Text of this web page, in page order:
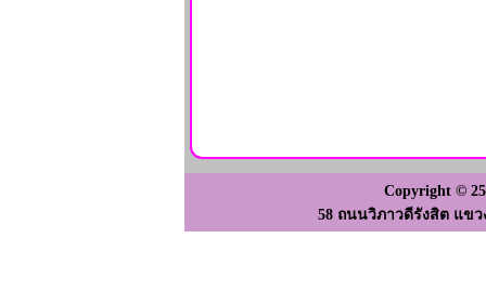
Copyright ©
58 ถนนวิภาวดีรังสิต แขว